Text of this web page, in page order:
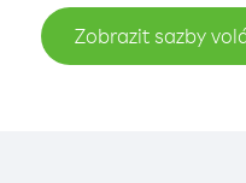
Zobrazit sazby